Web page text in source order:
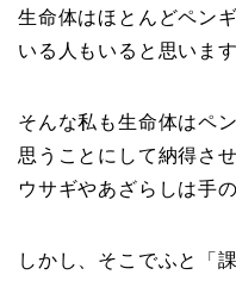
生命体はほとんどペン
いる人もいると思います
そんな私も生命体はペ
思うことにして納得さ
ウサギやあざらしは手
しかし、そこでふと「